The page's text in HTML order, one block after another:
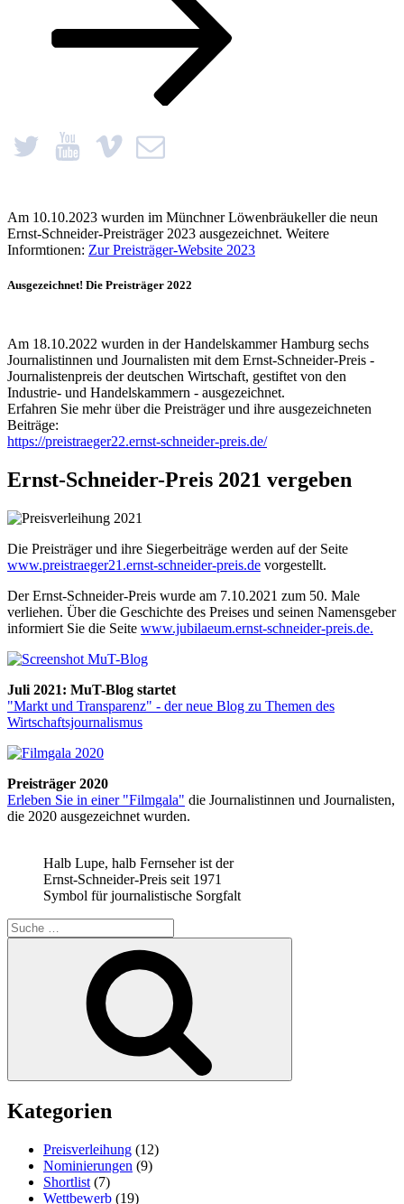
Am 10.10.2023 wurden im Münchner Löwenbräukeller die neun
Ernst-Schneider-Preisträger 2023 ausgezeichnet. Weitere
Informtionen: Zur Preisträger-Website 2023
Ausgezeichnet! Die Preisträger 2022
Am 18.10.2022 wurden in der Handelskammer Hamburg sechs
Journalistinnen und Journalisten mit dem Ernst-Schneider-Preis -
Journalistenpreis der deutschen Wirtschaft, gestiftet von den
Industrie- und Handelskammern - ausgezeichnet.
Erfahren Sie mehr über die Preisträger und ihre ausgezeichneten
Beiträge:
https://preistraeger22.ernst-schneider-preis.de/
Ernst-Schneider-Preis 2021 vergeben
Die Preisträger und ihre Siegerbeiträge werden auf der Seite
www.preistraeger21.ernst-schneider-preis.de vorgestellt.
Der Ernst-Schneider-Preis wurde am 7.10.2021 zum 50. Male
verliehen. Über die Geschichte des Preises und seinen Namensgeber
informiert Sie die Seite www.jubilaeum.ernst-schneider-preis.de.
Juli 2021: MuT-Blog startet
"Markt und Transparenz" - der neue Blog zu Themen des
Wirtschaftsjournalismus
Preisträger 2020
Erleben Sie in einer "Filmgala" die Journalistinnen und Journalisten,
die 2020 ausgezeichnet wurden.
Halb Lupe, halb Fernseher ist der
Ernst-Schneider-Preis seit 1971
Symbol für journalistische Sorgfalt
Suche
nach:
Kategorien
Preisverleihung (12)
Nominierungen (9)
Shortlist (7)
Wettbewerb (19)